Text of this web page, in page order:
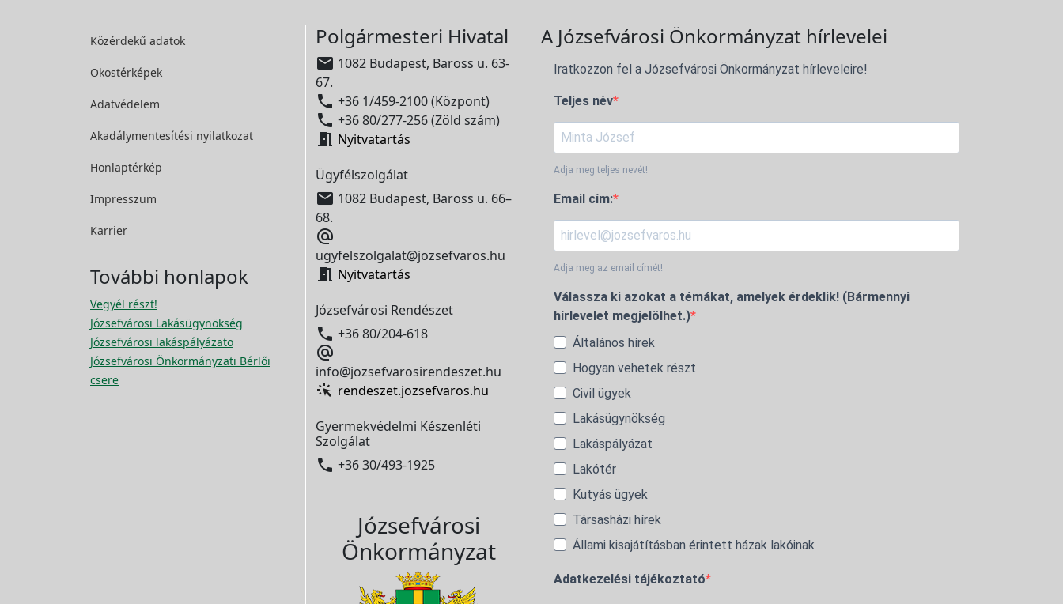
Közérdekű adatok
Okostérképek
Adatvédelem
Akadálymentesítési nyilatkozat
Honlaptérkép
Impresszum
Karrier
További honlapok
Vegyél részt!
Józsefvárosi Lakásügynökség
Józsefvárosi lakáspályázato
Józsefvárosi Önkormányzati Bérlői
csere
Polgármesteri Hivatal
 1082 Budapest, Baross u. 63-
67.
 +36 1/459-2100 (Központ)
 +36 80/277-256 (Zöld szám)
 Nyitvatartás
Ügyfélszolgálat
 1082 Budapest, Baross u. 66–
68.

ugyfelszolgalat@jozsefvaros.hu
 Nyitvatartás
Józsefvárosi Rendészet
 +36 80/204-618

info@jozsefvarosirendeszet.hu
rendeszet.jozsefvaros.hu
Gyermekvédelmi Készenléti
Szolgálat
 +36 30/493-1925
Józsefvárosi
Önkormányzat
A Józsefvárosi Önkormányzat hírlevelei
Iratkozzon fel a Józsefvárosi Önkormányzat hírleveleire!
Teljes név
Adja meg teljes nevét!
Email cím:
Adja meg az email címét!
Válassza ki azokat a témákat, amelyek érdeklik! (Bármennyi
hírlevelet megjelölhet.)
Általános hírek
Hogyan vehetek részt
Civil ügyek
Lakásügynökség
Lakáspályázat
Lakótér
Kutyás ügyek
Társasházi hírek
Állami kisajátításban érintett házak lakóinak
Adatkezelési tájékoztató